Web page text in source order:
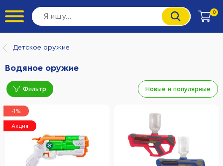
0
Детское оружие
Водяное оружие
Фильтр Новые и популярные
-1%
Акция